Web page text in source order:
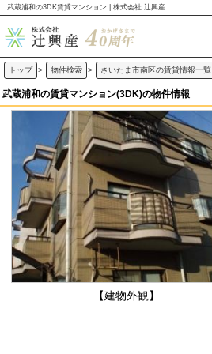
武蔵浦和の3DK賃貸マンション | 株式会社 辻興産
トップ > 物件検索 > さいたま市南区の賃貸情報一覧
武蔵浦和の賃貸マンション(3DK)の物件情報
【建物外観】